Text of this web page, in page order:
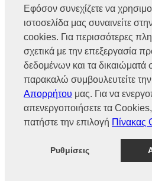
Εφόσον συνεχίζετε να
ιστοσελίδα μας συναινείτε
cookies. Για περισσότερες
σχετικά με την επεξεργασία
δεδομένων και τα δικαιώματά
παρακαλώ συμβουλευτείτε την
Απορρήτου μας. Για να
απενεργοποιήσετε τα
πατήστε την επιλογή Πίνακας
Ρυθμίσεις
Μάθετε Περισσότερα
Η Εταιρεία
Brands
Νέα
Οικονομικά στοιχεία
Υποστήριξη
Επικοινωνία
Γίνε συνεργάτης
Πολιτική απορρήτου